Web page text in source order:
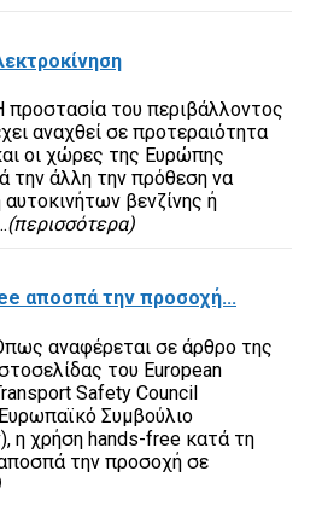
προστασία του περιβάλλοντος
αναχθεί σε προτεραιότητα
οι χώρες της Ευρώπης
την άλλη την πρόθεση να
βενζίνης ή
(περισσότερα)
αποσπά την προσοχή...
αναφέρεται σε άρθρο της
του European
Safety Council
Συμβούλιο
η χρήση hands-free κατά τη
την προσοχή σε